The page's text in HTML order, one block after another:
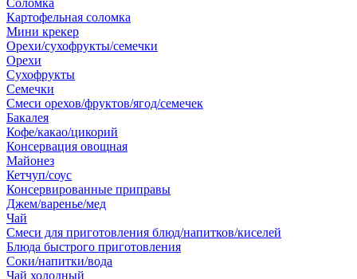
Соломка
Картофельная соломка
Мини крекер
Орехи/сухофрукты/семечки
Орехи
Сухофрукты
Семечки
Смеси орехов/фруктов/ягод/семечек
Бакалея
Кофе/какао/цикорий
Консервация овощная
Майонез
Кетчуп/соус
Консервированные приправы
Джем/варенье/мед
Чай
Смеси для приготовления блюд/напитков/киселей
Блюда быстрого приготовления
Соки/напитки/вода
Чай холодный